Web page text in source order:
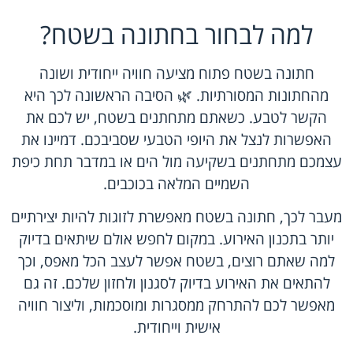
למה לבחור בחתונה בשטח?
חתונה בשטח פתוח מציעה חוויה ייחודית ושונה
מהחתונות המסורתיות. 🌿 הסיבה הראשונה לכך היא
הקשר לטבע. כשאתם מתחתנים בשטח, יש לכם את
האפשרות לנצל את היופי הטבעי שסביבכם. דמיינו את
עצמכם מתחתנים בשקיעה מול הים או במדבר תחת כיפת
השמיים המלאה בכוכבים.
מעבר לכך, חתונה בשטח מאפשרת לזוגות להיות יצירתיים
יותר בתכנון האירוע. במקום לחפש אולם שיתאים בדיוק
למה שאתם רוצים, בשטח אפשר לעצב הכל מאפס, וכך
להתאים את האירוע בדיוק לסגנון ולחזון שלכם. זה גם
מאפשר לכם להתרחק ממסגרות ומוסכמות, וליצור חוויה
אישית וייחודית.